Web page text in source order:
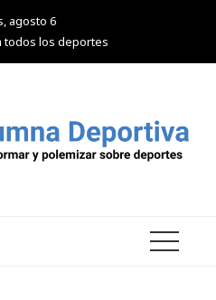
agosto 6
todos los deportes